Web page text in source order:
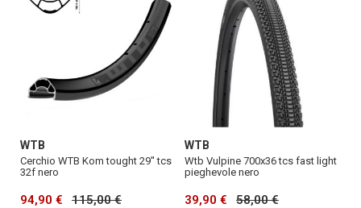
WTB
Cerchio WTB Kom tought 29'' tcs
32f nero
94,90 € 115,00 €
WTB
Wtb Vulpine 700x36 tcs fast light
pieghevole nero
39,90 € 58,00 €